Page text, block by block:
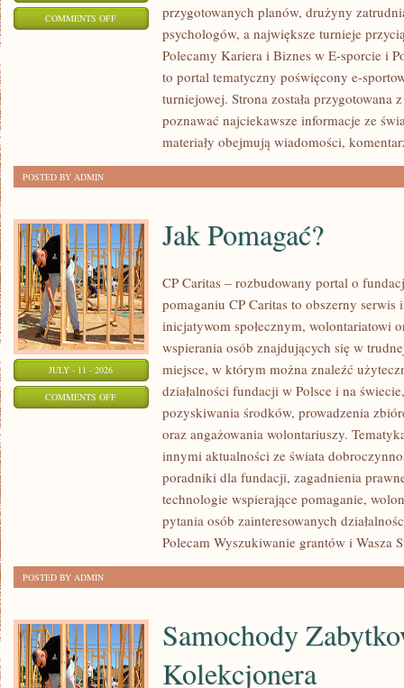
COMMENTS OFFON
LIGIESPORTU
przygotowanych planów, drużyny
psychologów, a największe turnieje
Polecamy Kariera i Biznes w E-sporcie i
to portal tematyczny poświęcony e-
turniejowej. Strona została przygotowana
poznawać najciekawsze informacje ze
materiały obejmują wiadomości,
POSTED BY ADMIN
JULY - 11 - 2026
COMMENTS OFFON
POMAGAĆ?
Jak Pomagać?
CP Caritas – rozbudowany portal o
pomaganiu CP Caritas to obszerny
inicjatywom społecznym, wolontariatowi
wspierania osób znajdujących się w
miejsce, w którym można znaleźć
działalności fundacji w Polsce i na
pozyskiwania środków, prowadzenia
oraz angażowania wolontariuszy.
innymi aktualności ze świata
poradniki dla fundacji, zagadnienia
technologie wspierające pomaganie,
pytania osób zainteresowanych
Polecam Wyszukiwanie grantów i Wasza
POSTED BY ADMIN
Samochody
Kolekcjonera